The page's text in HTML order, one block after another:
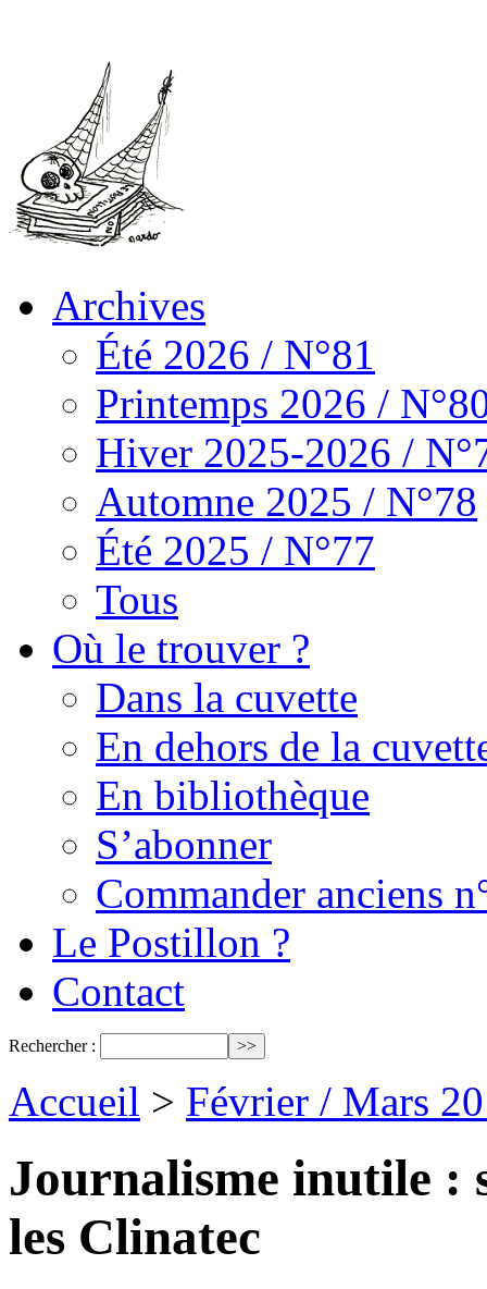
Archives
Été 2026 / N°81
Printemps 2026 /
Hiver 2025-2026 /
Automne 2025 / N°78
Été 2025 / N°77
Tous
Où le trouver ?
Dans la cuvette
En dehors de la
En bibliothèque
S’abonner
Commander anciens
Le Postillon ?
Contact
Rechercher :
Accueil > Février / Mars
Journalisme inutile :
les Clinatec